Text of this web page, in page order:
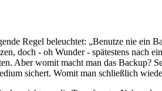
Regel beleuchtet: „Benutze nie
doch - oh Wunder - spätestens nach
Aber womit macht man das Backup?
sichert. Womit man schließlich